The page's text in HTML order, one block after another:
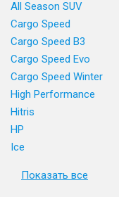
All Season SUV
Cargo Speed
Cargo Speed B3
Cargo Speed Evo
Cargo Speed Winter
High Performance
Hitris
HP
Ice
Показать все